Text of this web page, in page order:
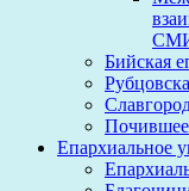
СМИ
Бийская
Почившее
Епархиальное